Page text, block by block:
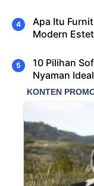
Apa Itu
Modern
10 Pilihan
Nyaman Ideal